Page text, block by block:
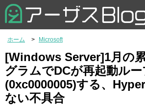
お問い合わせ
ホーム Microsoft
[Windows Server]1月の
グラムでDCが再起動ルー
(0xc0000005)する、
ない不具合